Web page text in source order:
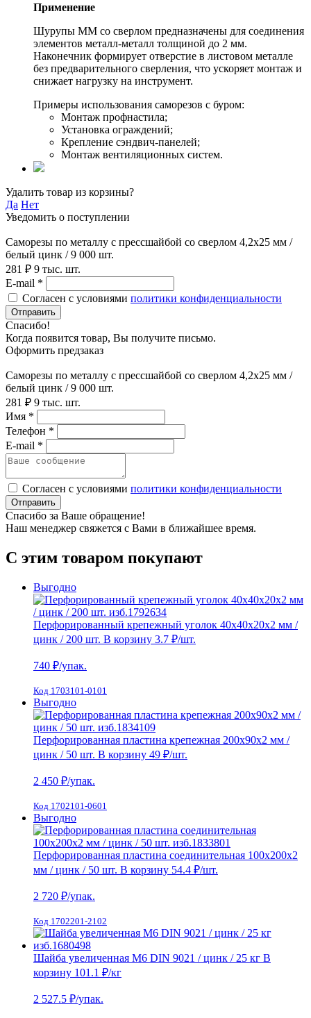
Применение
Шурупы ММ со сверлом предназначены для соединения
элементов металл-металл толщиной до 2 мм.
Наконечник формирует отверстие в листовом металле
без предварительного сверления, что ускоряет монтаж и
снижает нагрузку на инструмент.
Примеры использования саморезов с буром:
Монтаж профнастила;
Установка ограждений;
Крепление сэндвич-панелей;
Монтаж вентиляционных систем.
Удалить товар из корзины?
Да Нет
Уведомить о поступлении
Саморезы по металлу с прессшайбой со сверлом 4,2х25 мм /
белый цинк / 9 000 шт.
281 ₽ 9 тыс. шт.
E-mail *
Согласен с условиями политики конфиденциальности
Отправить
Спасибо!
Когда появится товар, Вы получите письмо.
Оформить предзаказ
Саморезы по металлу с прессшайбой со сверлом 4,2х25 мм /
белый цинк / 9 000 шт.
281 ₽ 9 тыс. шт.
Имя *
Телефон *
E-mail *
Согласен с условиями политики конфиденциальности
Отправить
Спасибо за Ваше обращение!
Наш менеджер свяжется с Вами в ближайшее время.
С этим товаром покупают
Выгодно
Перфорированный крепежный уголок 40х40х20х2 мм /
цинк / 200 шт. В корзину 3.7 ₽/шт.
740 ₽/упак.
Код 1703101-0101
Выгодно
Перфорированная пластина крепежная 200х90х2 мм /
цинк / 50 шт. В корзину 49 ₽/шт.
2 450 ₽/упак.
Код 1702101-0601
Выгодно
Перфорированная пластина соединительная 100х200х2
мм / цинк / 50 шт. В корзину 54.4 ₽/шт.
2 720 ₽/упак.
Код 1702201-2102
Шайба увеличенная М6 DIN 9021 / цинк / 25 кг В
корзину 101.1 ₽/кг
2 527.5 ₽/упак.